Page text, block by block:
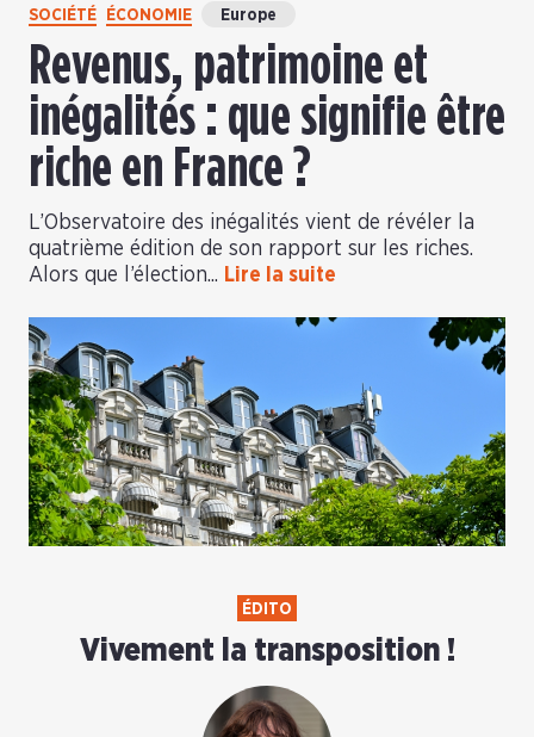
SOCIÉTÉ ÉCONOMIE Europe
Revenus, patrimoine et
inégalités : que signifie être
riche en France ?
L’Observatoire des inégalités vient de révéler la
quatrième édition de son rapport sur les riches.
Alors que l’élection... Lire la suite
ÉDITO
Vivement la transposition !